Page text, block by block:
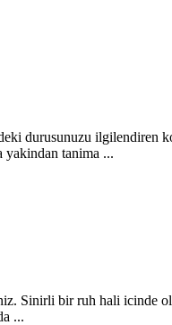
durusunuzu ilgilendiren
tanima ...
Sinirli bir ruh hali icinde
...